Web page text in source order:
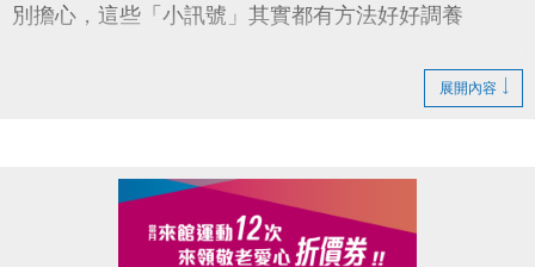
別擔心，這些「小訊號」其實都有方法好好調養
- 養氣血、顧筋骨-熟齡女性中醫調養指南
展開內容